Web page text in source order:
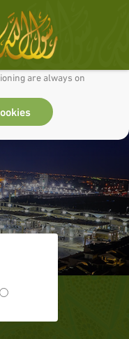
can continually improve it.
are always on